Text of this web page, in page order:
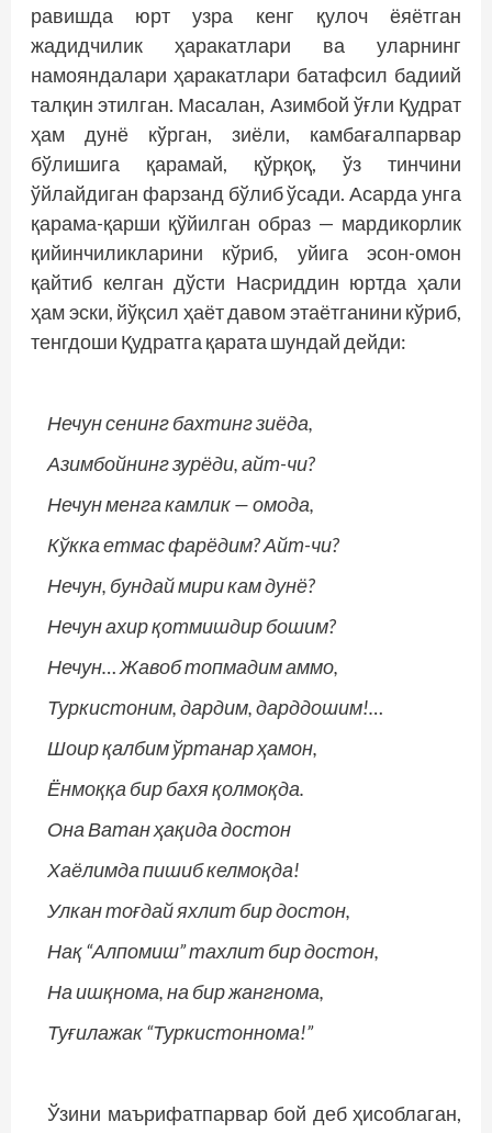
равишда юрт узра кенг қулоч ёяётган
жадидчилик ҳаракатлари ва уларнинг
намояндалари ҳаракатлари батафсил бадиий
талқин этилган. Масалан, Азимбой ўғли Қудрат
ҳам дунё кўрган, зиёли, камбағалпарвар
бўлишига қарамай, қўрқоқ, ўз тинчини
ўйлайдиган фарзанд бўлиб ўсади. Асарда унга
қарама-қарши қўйилган образ — мардикорлик
қийинчиликларини кўриб, уйига эсон-омон
қайтиб келган дўсти Насриддин юртда ҳали
ҳам эски, йўқсил ҳаёт давом этаётганини кўриб,
тенгдоши Қудратга қарата шундай дейди:
Нечун сенинг бахтинг зиёда,
Азимбойнинг зурёди, айт-чи?
Нечун менга камлик — омода,
Кўкка етмас фарёдим? Айт-чи?
Нечун, бундай мири кам дунё?
Нечун ахир қотмишдир бошим?
Нечун… Жавоб топмадим аммо,
Туркистоним, дардим, дарддошим!…
Шоир қалбим ўртанар ҳамон,
Ёнмоққа бир бахя қолмоқда.
Она Ватан ҳақида достон
Хаёлимда пишиб келмоқда!
Улкан тоғдай яхлит бир достон,
Нақ “Алпомиш” тахлит бир достон,
На ишқнома, на бир жангнома,
Туғилажак “Туркистоннома!”
Ўзини маърифатпарвар бой деб ҳисоблаган,